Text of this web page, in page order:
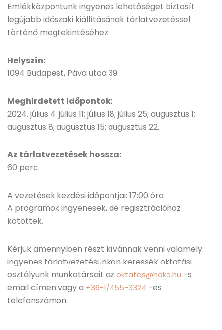
Emlékközpontunk ingyenes lehetőséget biztosít
legújabb időszaki kiállításának tárlatvezetéssel
történő megtekintéséhez.
Helyszín:
1094 Budapest, Páva utca 39.
Meghirdetett időpontok:
2024. július 4; július 11; július 18; július 25; augusztus 1;
augusztus 8; augusztus 15; augusztus 22.
Az tárlatvezetések hossza:
60 perc
A vezetések kezdési időpontjai: 17:00 óra
A programok ingyenesek, de regisztrációhoz
kötöttek.
Kérjük amennyiben részt kívánnak venni valamely
ingyenes tárlatvezetésünkön keressék oktatási
osztályunk munkatársait az oktatas@hdke.hu -s
email címen vagy a +36-1/455-3324 -es
telefonszámon.